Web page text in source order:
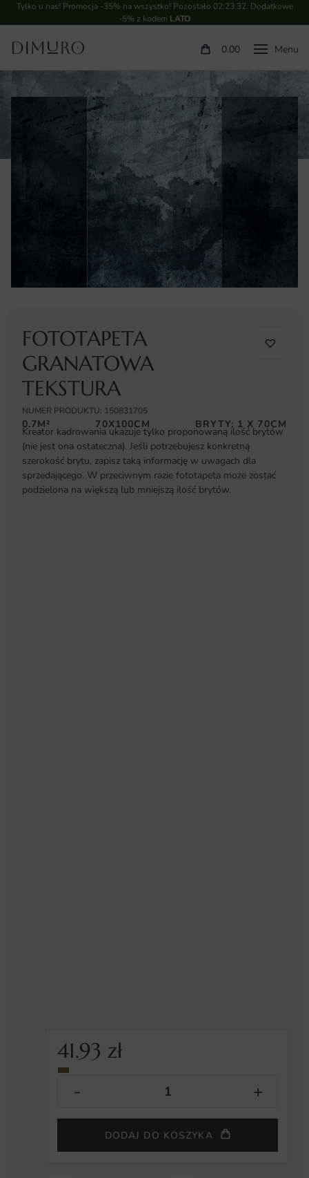
Tylko u nas! Promocja -35% na wszystko! Pozostało 02:23:31. Dodatkowe
-5% z kodem LATO
0.00
FOTOTAPETA
GRANATOWA
TEKSTURA
NUMER PRODUKTU: 150831705
0.7M² 70X100CM BRYTY: 1 X 70CM
Kreator kadrowania ukazuje tylko proponowaną ilość brytów
(nie jest ona ostateczna). Jeśli potrzebujesz konkretną
szerokość brytu, zapisz taką informację w uwagach dla
sprzedającego. W przeciwnym razie fototapeta może zostać
podzielona na większą lub mniejszą ilość brytów.
41.93zł
DODAJ DO KOSZYKA